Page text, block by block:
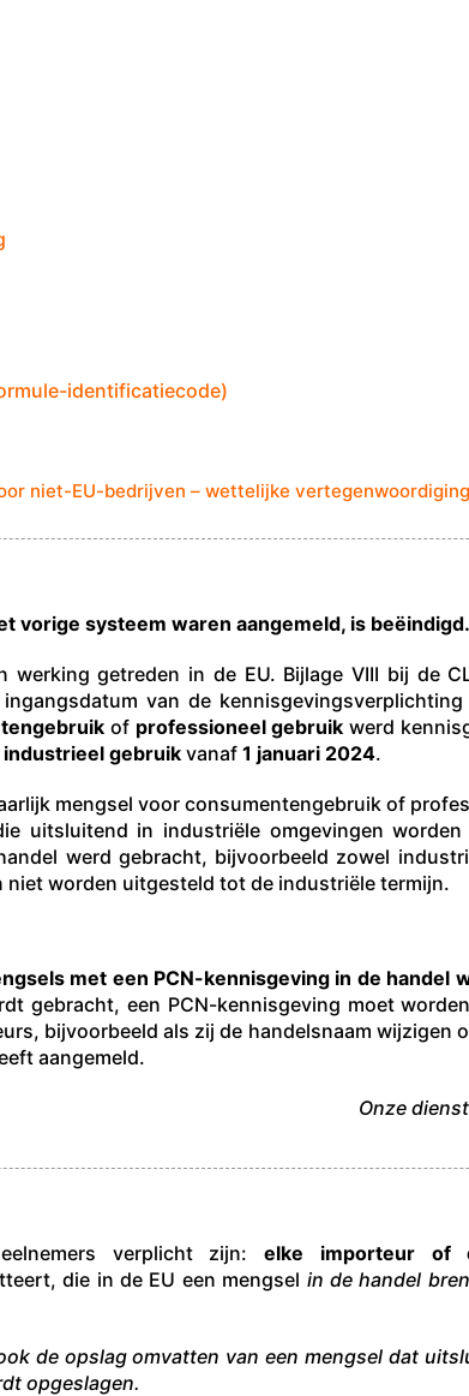
identificatiecode)
niet-EU-bedrijven – wettelijke vertegenwoordiging
vorige systeem waren aangemeld, is beëindigd.
werking getreden in de EU. Bijlage VIII bij de
van de
of professioneel gebruik werd
industrieel gebruik vanaf 1 januari 2024.
mengsel voor consumentengebruik of
uitsluitend in industriële omgevingen
werd gebracht, bijvoorbeeld zowel
worden uitgesteld tot de industriële termijn.
met een PCN-kennisgeving in de handel
gebracht, een PCN-kennisgeving moet
bijvoorbeeld als zij de handelsnaam wijzigen
aangemeld.
Onze
verplicht zijn:elke importeur of
die in de EU een mengsel in de handel
de opslag omvatten van een mengsel dat
opgeslagen.